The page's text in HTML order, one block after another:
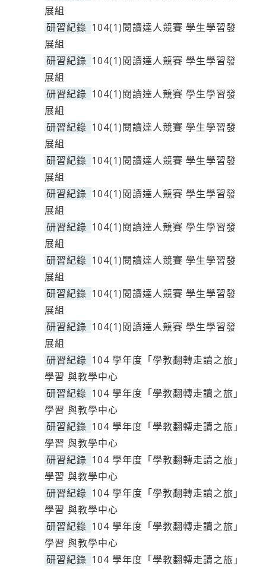
展組
研習紀錄 104(1)閱讀達人競賽 學生學習發
展組
研習紀錄 104(1)閱讀達人競賽 學生學習發
展組
研習紀錄 104(1)閱讀達人競賽 學生學習發
展組
研習紀錄 104(1)閱讀達人競賽 學生學習發
展組
研習紀錄 104(1)閱讀達人競賽 學生學習發
展組
研習紀錄 104(1)閱讀達人競賽 學生學習發
展組
研習紀錄 104(1)閱讀達人競賽 學生學習發
展組
研習紀錄 104(1)閱讀達人競賽 學生學習發
展組
研習紀錄 104(1)閱讀達人競賽 學生學習發
展組
研習紀錄 104(1)閱讀達人競賽 學生學習發
展組
研習紀錄 104 學年度「學教翻轉走讀之旅」
學習 與教學中心
研習紀錄 104 學年度「學教翻轉走讀之旅」
學習 與教學中心
研習紀錄 104 學年度「學教翻轉走讀之旅」
學習 與教學中心
研習紀錄 104 學年度「學教翻轉走讀之旅」
學習 與教學中心
研習紀錄 104 學年度「學教翻轉走讀之旅」
學習 與教學中心
研習紀錄 104 學年度「學教翻轉走讀之旅」
學習 與教學中心
研習紀錄 104 學年度「學教翻轉走讀之旅」